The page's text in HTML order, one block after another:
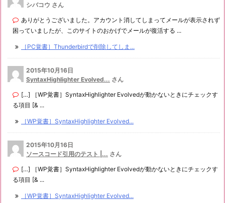
シバコウ さん
ありがとうございました。アカウント消してしまってメールが表示されず
困っていましたが、このサイトのおかげでメールが復活する ...
［PC覚書］Thunderbirdで削除してしま...
2015年10月16日
SyntaxHighlighter Evolved... さん
[…] ［WP覚書］SyntaxHighlighter Evolvedが動かないときにチェックす
る項目 [& ...
［WP覚書］SyntaxHighlighter Evolved...
2015年10月16日
ソースコード引用のテスト |... さん
[…] ［WP覚書］SyntaxHighlighter Evolvedが動かないときにチェックす
る項目 [& ...
［WP覚書］SyntaxHighlighter Evolved...